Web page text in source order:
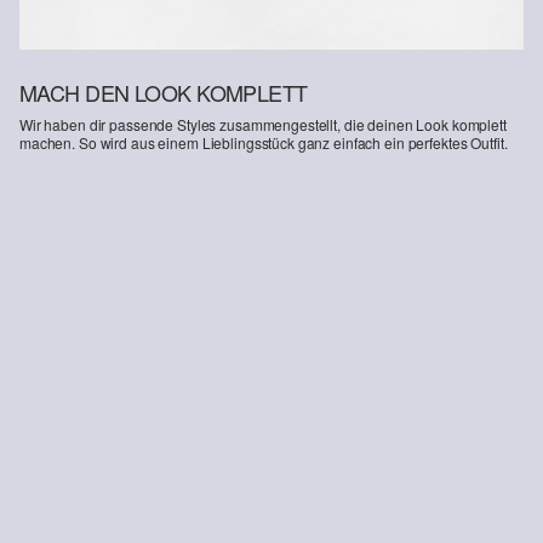
MACH DEN LOOK KOMPLETT
Wir haben dir passende Styles zusammengestellt, die deinen Look komplett
machen. So wird aus einem Lieblingsstück ganz einfach ein perfektes Outfit.